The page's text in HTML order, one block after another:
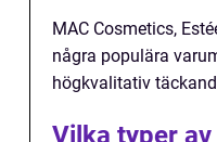
MAC Cosmetics,
några populära
högkvalitativ
Vilka typer